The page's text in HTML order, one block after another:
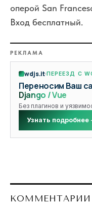
оперой San
Вход бесплатный.
РЕКЛАМА
wdjs.it ПЕРЕЕЗД С
Переносим Ваш
Django / Vue
Без плагинов и
Узнать подробнее
КОММЕНТАРИИ